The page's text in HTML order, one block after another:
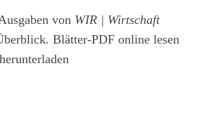
von WIR | Wirtschaft
Blätter-PDF online lesen